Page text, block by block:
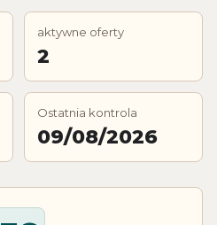
aktywne oferty
2
Ostatnia kontrola
09/08/2026